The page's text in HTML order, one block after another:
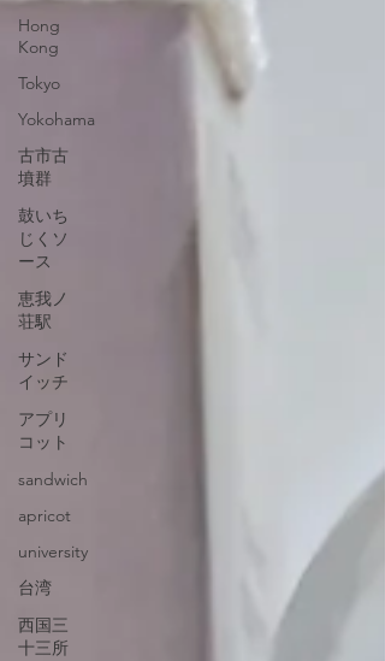
Hong
Kong
Tokyo
Yokohama
古市古
墳群
鼓いち
じくソ
ース
恵我ノ
荘駅
サンド
イッチ
アプリ
コット
sandwich
apricot
university
台湾
西国三
十三所